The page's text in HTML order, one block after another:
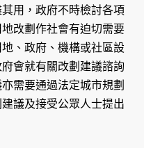
用，政府不時檢討各項
改劃作社會有迫切需要
、政府、機構或社區設
會就有關改劃建議諮詢
需要通過法定城市規劃
議及接受公眾人士提出